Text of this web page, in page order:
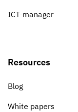
ICT-manager
Resources
Blog
White papers